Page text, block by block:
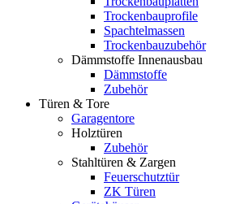
Trockenbauprofile
Spachtelmassen
Trockenbauzubehör
Dämmstoffe Innenausbau
Dämmstoffe
Zubehör
Türen & Tore
Garagentore
Holztüren
Zubehör
Stahltüren & Zargen
Feuerschutztür
ZK Türen